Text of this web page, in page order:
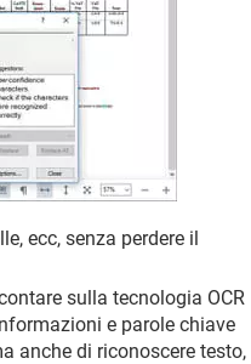
ecc, senza perdere il
sulla tecnologia OCR
e parole chiave
anche di riconoscere testo,